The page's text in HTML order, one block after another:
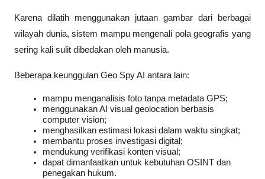
Karena dilatih menggunakan jutaan gambar dari berbagai
wilayah dunia, sistem mampu mengenali pola geografis yang
sering kali sulit dibedakan oleh manusia.
Beberapa keunggulan Geo Spy AI antara lain:
mampu menganalisis foto tanpa metadata GPS;
menggunakan AI visual geolocation berbasis
computer vision;
menghasilkan estimasi lokasi dalam waktu singkat;
membantu proses investigasi digital;
mendukung verifikasi konten visual;
dapat dimanfaatkan untuk kebutuhan OSINT dan
penegakan hukum.